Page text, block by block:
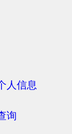
人信息
询